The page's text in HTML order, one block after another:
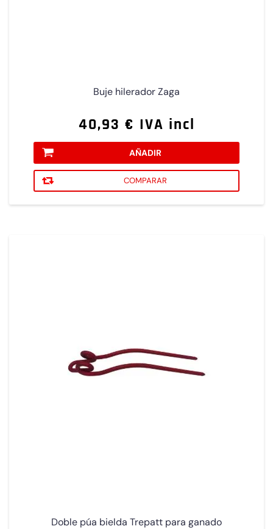
Buje hilerador Zaga
40,93 € IVA incl
AÑADIR
COMPARAR
Doble púa bielda Trepatt para ganado